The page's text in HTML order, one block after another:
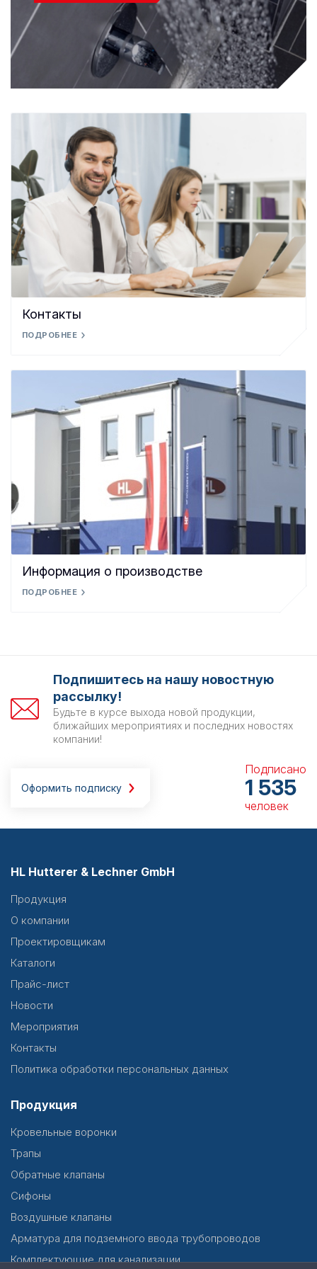
Контакты
ПОДРОБНЕЕ
Информация о производстве
ПОДРОБНЕЕ
Подпишитесь на нашу новостную
рассылку!
Будьте в курсе выхода новой продукции,
ближайших мероприятиях и последних новостях
компании!
Оформить подписку
Подписано
1 535
человек
HL Hutterer & Lechner GmbH
Продукция
О компании
Проектировщикам
Каталоги
Прайс-лист
Новости
Мероприятия
Контакты
Политика обработки персональных данных
Продукция
Кровельные воронки
Трапы
Обратные клапаны
Сифоны
Воздушные клапаны
Арматура для подземного ввода трубопроводов
Комплектующие для канализации